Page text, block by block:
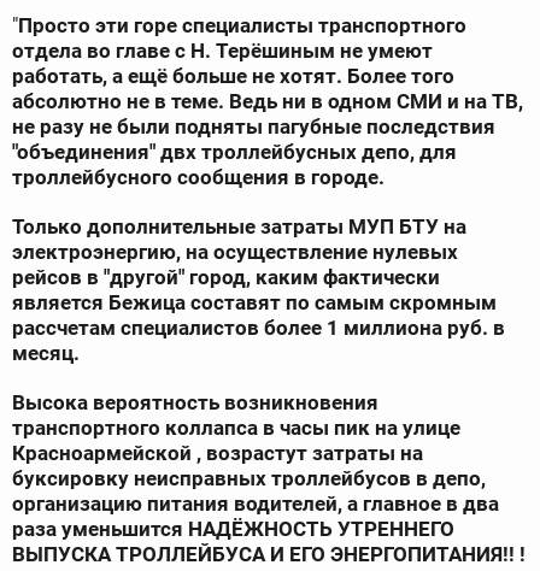
"Просто эти горе специалисты транспортного
отдела во главе с Н. Терёшиным не умеют
работать, а ещё больше не хотят. Более того
абсолютно не в теме. Ведь ни в одном СМИ и на ТВ,
не разу не были подняты пагубные последствия
"объединения" двх троллейбусных депо, для
троллейбусного сообщения в городе.
Только дополнительные затраты МУП БТУ на
электроэнергию, на осуществление нулевых
рейсов в "другой" город, каким фактически
является Бежица составят по самым скромным
рассчетам специалистов более 1 миллиона руб. в
месяц.
Высока вероятность возникновения
транспортного коллапса в часы пик на улице
Красноармейской , возрастут затраты на
буксировку неисправных троллейбусов в депо,
организацию питания водителей, а главное в два
раза уменьшится НАДЁЖНОСТЬ УТРЕННЕГО
ВЫПУСКА ТРОЛЛЕЙБУСА И ЕГО ЭНЕРГОПИТАНИЯ!! !